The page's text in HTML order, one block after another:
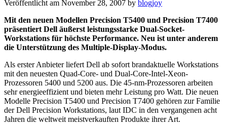
Veröffentlicht am November 28, 2007 by blogjoy
Mit den neuen Modellen Precision T5400 und Precision T7400
präsentiert Dell äußerst leistungsstarke Dual-Socket-
Workstations für höchste Performance. Neu ist unter anderem
die Unterstützung des Multiple-Display-Modus.
Als erster Anbieter liefert Dell ab sofort brandaktuelle Workstations
mit den neuesten Quad-Core- und Dual-Core-Intel-Xeon-
Prozessoren 5400 und 5200 aus. Die 45-nm-Prozessoren arbeiten
sehr energieeffizient und bieten mehr Leistung pro Watt. Die neuen
Modelle Precision T5400 und Precision T7400 gehören zur Familie
der Dell Precision Workstations, laut IDC in den vergangenen acht
Jahren die weltweit meistverkauften Produkte ihrer Art.